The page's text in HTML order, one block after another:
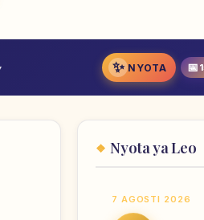
✨ NYOTA 📅
Nyota ya Leo
7 AGOSTI 2026